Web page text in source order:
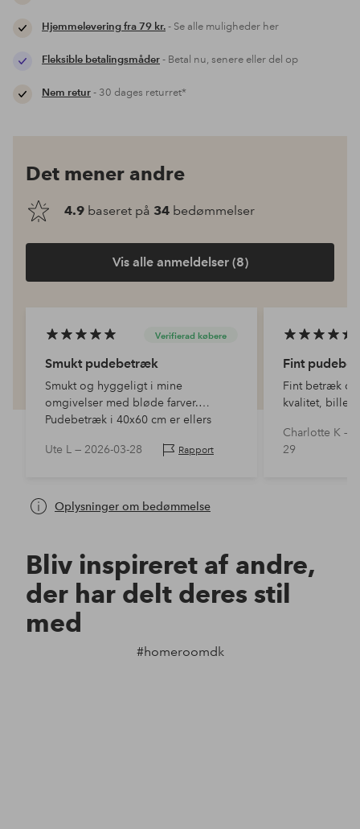
Hjemmelevering fra 79 kr.- Se alle muligheder her
Fleksible betalingsmåder- Betal nu, senere eller del op
Nem retur- 30 dages returret*
Det mener andre
4.9 baseret på 34 bedømmelser
Vis alle anmeldelser (8)
Verifierad købere
Smukt pudebetræk
Smukt og hyggeligt i mine
omgivelser med bløde farver.
Pudebetræk i 40x60 cm er ellers
Ute L — 2026-03-28 Rapport
Fint
Fint betræk
kvalitet,
Charlotte K —
29
Oplysninger om bedømmelse
Bliv inspireret af andre,
der har delt deres stil
med
#homeroomdk